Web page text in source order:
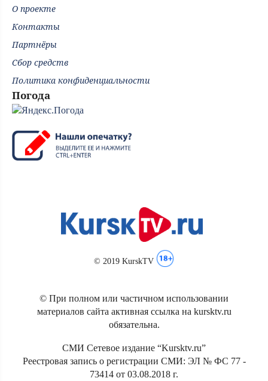
О проекте
Контакты
Партнёры
Сбор средств
Политика конфиденциальности
Погода
© 2019 KurskTV
© При полном или частичном использовании
материалов сайта активная ссылка на kursktv.ru
обязательна.
СМИ Сетевое издание “Kursktv.ru”
Реестровая запись о регистрации СМИ: ЭЛ № ФС 77 -
73414 от 03.08.2018 г.